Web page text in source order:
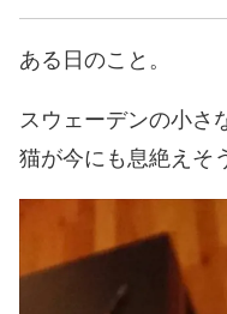
ある日のこと。
スウェーデンの小さ
猫が今にも息絶えそ